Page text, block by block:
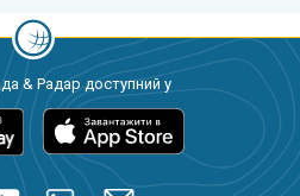
& Радар доступний у